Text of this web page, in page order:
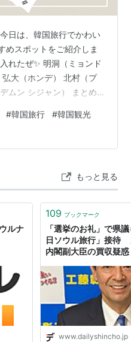
日は、韓国旅行でかわい
めスポットをご紹介しま
れたぜ✨ 明洞（ミョンド
大（ホンデ） 北村（プ
ムン シジャン） まとめ
リーズナブルを通り越し
わいくて、 見るだけで
アとしてはそこまで広く
に立ち寄れるのがいい
#韓国旅行 #韓国観光
もっと見る
ルナ
109 ブックマーク
「選挙のお礼」で県
日ソウル旅行」接待
内閣副大臣の買収疑
www.dailyshincho.jp